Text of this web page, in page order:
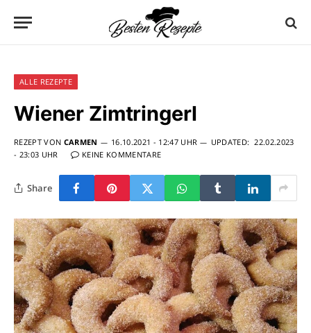
ALLE REZEPTE
Wiener Zimtringerl
REZEPT VON CARMEN 16.10.2021 - 12:47 UHR UPDATED: 22.02.2023
- 23:03 UHR
KEINE KOMMENTARE
Share